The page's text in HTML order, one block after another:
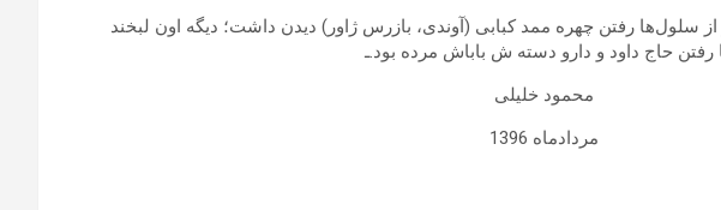
سلول‌ها رفتن چهره ممد کبابی (آوندی، بازرس ژاور) دیدن داشت؛ دیگه اون لبخند
حاج داود و دارو دسته ش باباش مرده بود.ـ
محمود خلیلی
مردادماه 1396